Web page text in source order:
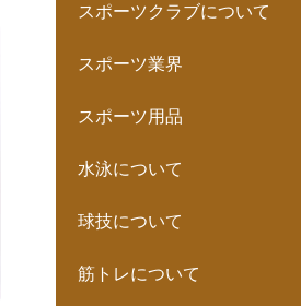
スポーツクラブについて
スポーツ業界
スポーツ用品
水泳について
球技について
筋トレについて